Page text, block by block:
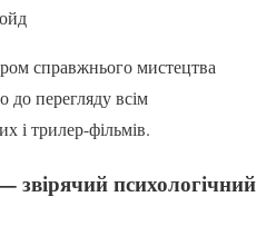
справжнього мистецтва
до перегляду всім
і трилер-фільмів.
звірячий психологічний